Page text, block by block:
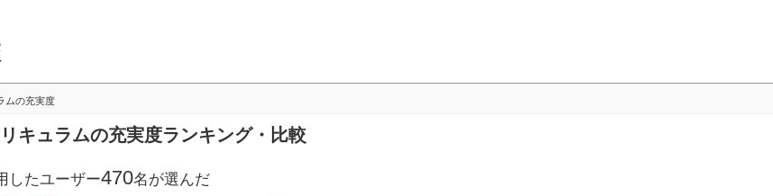
ムの充実度
キュラムの充実度ランキング・比較
したユーザー470名が選んだ